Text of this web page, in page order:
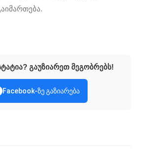
გაუზიარეთ მეგობრებს!
Facebook-ზე გაზიარება